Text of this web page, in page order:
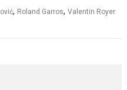
, Roland Garros,Valentin Royer